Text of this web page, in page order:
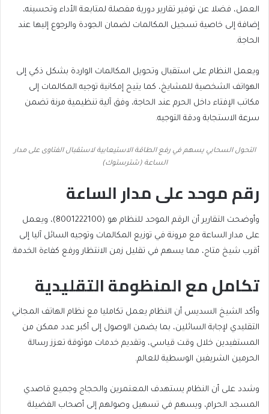
العمل، فضلا عن توفير تقارير دورية مفصلة لمتابعة الأداء وتحسينه،
إضافة إلى خاصية تسجيل المكالمات لضمان الجودة والرجوع إليها عند
الحاجة.
ويعمل النظام على استقبال وتحويل المكالمات الواردة بشكل ذكي إلى
الهواتف الشخصية للمشايخ، كما يتيح إمكانية توجيه المكالمات إلى
مكاتب الإفتاء داخل الحرم عند الحاجة، وفق آلية تنظيمية مرنة تضمن
سرعة الاستجابة ودقة التوجيه.
التحول السحابي يسهم في رفع الطاقة الاستيعابية لاستقبال الفتاوى على مدار
الساعة (شترستوك)
رقم موحد على مدار الساعة
وأوضحت التقارير أن الرقم الموحد للنظام هو (8001222100)، ويعمل
على مدار الساعة مع مرونة في توزيع المكالمات وتوجيه السائل آليا إلى
أقرب شيخ متاح، مما يسهم في تقليل زمن الانتظار ورفع كفاءة الخدمة.
تكامل مع المنظومة التقليدية
وأكد الشيخ السديس أن النظام يعمل تكامليا مع نظام الهاتف المجاني
التقليدي لإجابة السائلين، بما يضمن الوصول إلى أكبر عدد ممكن من
المستفيدين خلال وقت قياسي، وتقديم خدمات موثوقة تعزز رسالة
الحرمين الشريفين الوسطية للعالم.
وشدد على أن النظام يستهدف المعتمرين والحجاج وجميع قاصدي
المسجد الحرام، ويسهم في تسهيل وصولهم إلى أصحاب الفضيلة